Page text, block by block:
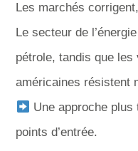
Les marchés
Le secteur de
pétrole, tandis que les
américaines résistent
Une approche
points d’entrée.